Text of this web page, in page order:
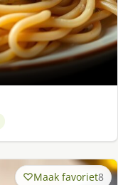
Maak favoriet8